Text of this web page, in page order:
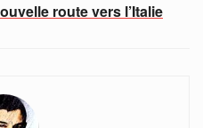
route vers l’Italie